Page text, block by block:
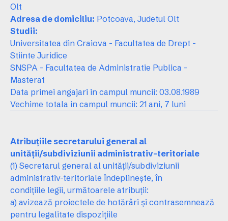
Olt
Adresa de domiciliu: Potcoava, Judetul Olt
Studii:
Universitatea din Craiova - Facultatea de Drept -
Stiinte Juridice
SNSPA - Facultatea de Administratie Publica -
Masterat
Data primei angajari in campul muncii: 03.08.1989
Vechime totala in campul muncii: 21 ani, 7 luni
Atribuţiile secretarului general al
unităţii/subdiviziunii administrativ-teritoriale
(1) Secretarul general al unităţii/subdiviziunii
administrativ-teritoriale îndeplineşte, în
condiţiile legii, următoarele atribuţii:
a) avizează proiectele de hotărâri şi contrasemnează
pentru legalitate dispoziţiile